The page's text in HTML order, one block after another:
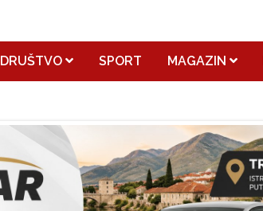
DRUŠTVO SPORT MAGAZIN